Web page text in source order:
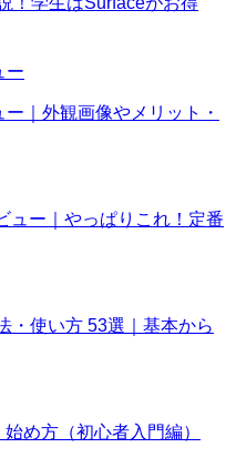
｜外観画像やメリット・
ュー｜やっぱりこれ！定番
・使い方 53選｜基本から
め方（初心者入門編）